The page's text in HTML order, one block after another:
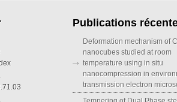
Publications
Deformation mechanism of
nanocubes studied at room
temperature using in situ
nanocompression in
transmission electron